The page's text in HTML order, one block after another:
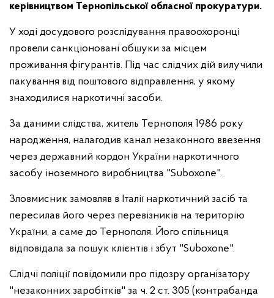
керівництвом Тернопільської обласної прокуратури.
У ході досудового розслідування правоохоронці
провели санкціоновані обшуки за місцем
проживання фігурантів. Під час слідчих дій вилучили
пакування від поштового відправлення, у якому
знаходилися наркотичні засоби.
За даними слідства, житель Тернополя 1986 року
народження, налагодив канал незаконного ввезення
через державний кордон України наркотичного
засобу іноземного виробництва "Suboxone".
Зловмисник замовляв в Італії наркотичний засіб та
пересилав його через перевізників на територію
України, а саме до Тернополя. Його спільниця
відповідала за пошук клієнтів і збут "Suboxone".
Слідчі поліції повідомили про підозру організатору
"незаконних заробітків" за ч. 2 ст. 305 (контрабанда